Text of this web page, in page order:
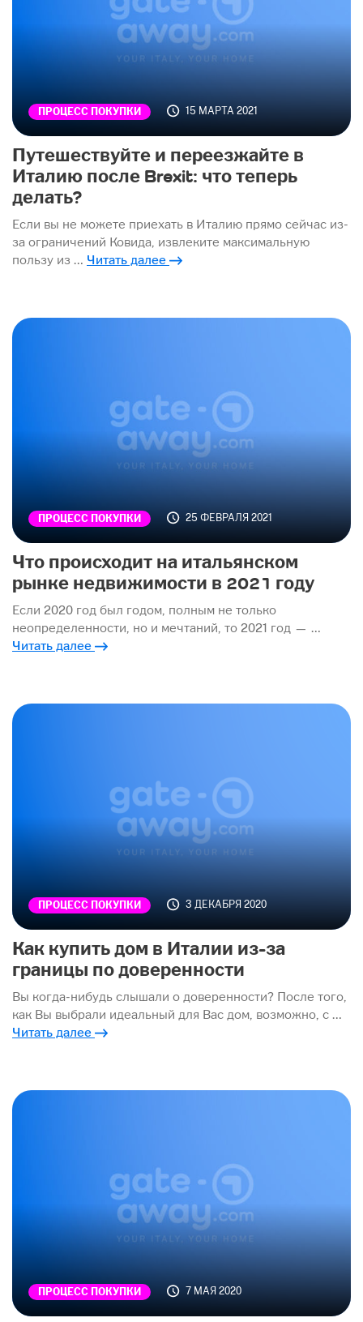
ПРОЦЕСС ПОКУПКИ 15 МАРТА 2021
Путешествуйте и переезжайте в
Италию после Brexit: что теперь
делать?
Если вы не можете приехать в Италию прямо сейчас из-
за ограничений Ковида, извлеките максимальную
пользу из … Читать далее
ПРОЦЕСС ПОКУПКИ 25 ФЕВРАЛЯ 2021
Что происходит на итальянском
рынке недвижимости в 2021 году
Если 2020 год был годом, полным не только
неопределенности, но и мечтаний, то 2021 год — …
Читать далее
ПРОЦЕСС ПОКУПКИ 3 ДЕКАБРЯ 2020
Как купить дом в Италии из-за
границы по доверенности
Вы когда-нибудь слышали о доверенности? После того,
как Вы выбрали идеальный для Вас дом, возможно, с …
Читать далее
ПРОЦЕСС ПОКУПКИ 7 МАЯ 2020